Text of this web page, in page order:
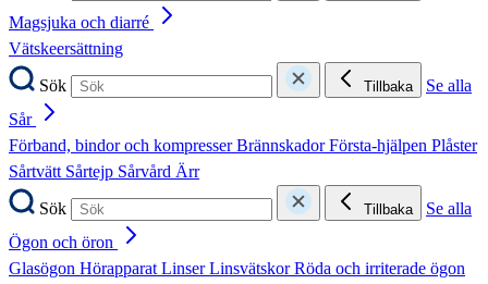
Magsjuka och diarré
Vätskeersättning
Sök
Tillbaka
Se alla
Sår
Förband, bindor och kompresserBrännskadorFörsta-hjälpen Plåster
Sårtvätt Sårtejp Sårvård Ärr
Sök
Tillbaka
Se alla
Ögon och öron
Glasögon HörapparatLinserLinsvätskorRöda och irriterade ögon